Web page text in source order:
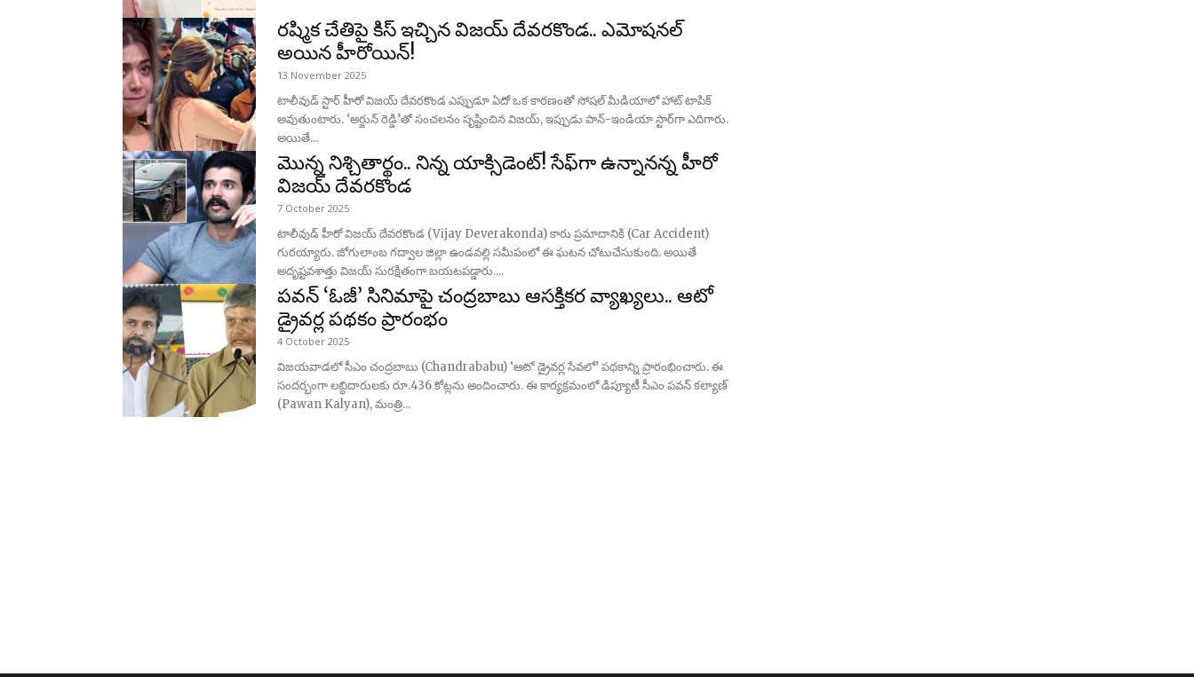
Movie
News,
Politics,
Sports,
and
World
రష్మిక చేతిపై కిస్ ఇచ్చిన విజయ్ దేవరకొండ.. ఎమోషనల్
అయిన హీరోయిన్!
13 November 2025
టాలీవుడ్ స్టార్ హీరో విజయ్ దేవరకొండ ఎప్పుడూ ఏదో ఒక కారణంతో సోషల్ మీడియాలో హాట్ టాపిక్
అవుతుంటారు. ‘అర్జున్ రెడ్డి’తో సంచలనం సృష్టించిన విజయ్, ఇప్పుడు పాన్‌-ఇండియా స్టార్‌గా ఎదిగారు.
అయితే...
మొన్న నిశ్చితార్థం.. నిన్న యాక్సిడెంట్‌! సేఫ్‌గా ఉన్నానన్న హీరో
విజయ్ దేవరకొండ
7 October 2025
టాలీవుడ్‌ హీరో విజయ్ దేవరకొండ (Vijay Deverakonda) కారు ప్రమాదానికి (Car Accident)
గురయ్యారు. జోగులాంబ గద్వాల జిల్లా ఉండవల్లి సమీపంలో ఈ ఘటన చోటుచేసుకుంది. అయితే
అదృష్టవశాత్తు విజయ్ సురక్షితంగా బయటపడ్డారు....
పవన్ ‘ఓజీ’ సినిమాపై చంద్రబాబు ఆసక్తికర వ్యాఖ్యలు.. ఆటో
డ్రైవర్ల పథకం ప్రారంభం
4 October 2025
విజయవాడలో సీఎం చంద్రబాబు (Chandrababu) ‘ఆటో డ్రైవర్ల సేవలో’ పథకాన్ని ప్రారంభించారు. ఈ
సందర్భంగా లబ్ధిదారులకు రూ.436 కోట్లను అందించారు. ఈ కార్యక్రమంలో డిప్యూటీ సీఎం పవన్ కల్యాణ్
(Pawan Kalyan), మంత్రి...